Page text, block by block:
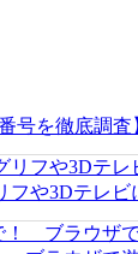
号を徹底調査
フや3Dテレビ